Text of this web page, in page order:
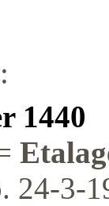
1440
24-3-